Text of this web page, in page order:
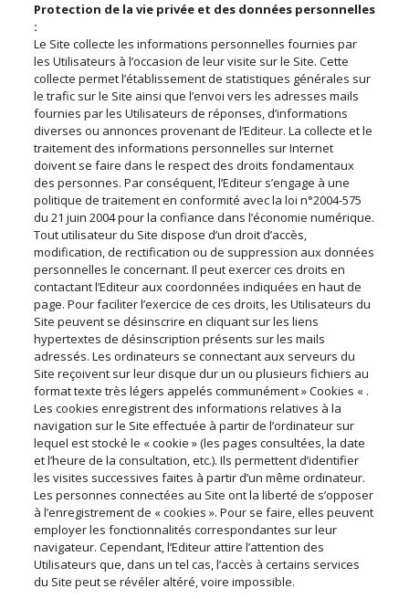
Protection de la vie privée et des données personnelles
:
Le Site collecte les informations personnelles fournies par
les Utilisateurs à l’occasion de leur visite sur le Site. Cette
collecte permet l’établissement de statistiques générales sur
le trafic sur le Site ainsi que l’envoi vers les adresses mails
fournies par les Utilisateurs de réponses, d’informations
diverses ou annonces provenant de l’Editeur. La collecte et le
traitement des informations personnelles sur Internet
doivent se faire dans le respect des droits fondamentaux
des personnes. Par conséquent, l’Editeur s’engage à une
politique de traitement en conformité avec la loi n°2004-575
du 21 juin 2004 pour la confiance dans l’économie numérique.
Tout utilisateur du Site dispose d’un droit d’accès,
modification, de rectification ou de suppression aux données
personnelles le concernant. Il peut exercer ces droits en
contactant l’Editeur aux coordonnées indiquées en haut de
page. Pour faciliter l’exercice de ces droits, les Utilisateurs du
Site peuvent se désinscrire en cliquant sur les liens
hypertextes de désinscription présents sur les mails
adressés. Les ordinateurs se connectant aux serveurs du
Site reçoivent sur leur disque dur un ou plusieurs fichiers au
format texte très légers appelés communément » Cookies « .
Les cookies enregistrent des informations relatives à la
navigation sur le Site effectuée à partir de l’ordinateur sur
lequel est stocké le « cookie » (les pages consultées, la date
et l’heure de la consultation, etc.). Ils permettent d’identifier
les visites successives faites à partir d’un même ordinateur.
Les personnes connectées au Site ont la liberté de s’opposer
à l’enregistrement de « cookies ». Pour se faire, elles peuvent
employer les fonctionnalités correspondantes sur leur
navigateur. Cependant, l’Editeur attire l’attention des
Utilisateurs que, dans un tel cas, l’accès à certains services
du Site peut se révéler altéré, voire impossible.